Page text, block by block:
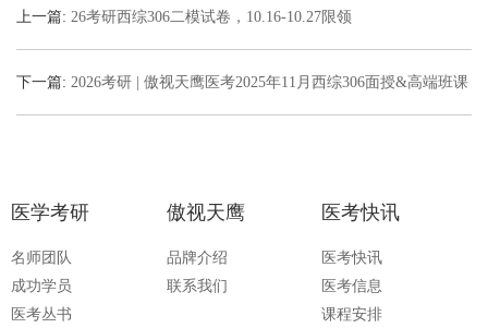
上一篇: 26考研西综306二模试卷，10.16-10.27限领
下一篇: 2026考研 | 傲视天鹰医考2025年11月西综306面授&高端班课
医学考研
名师团队
成功学员
医考丛书
傲视天鹰
品牌介绍
联系我们
医考快讯
医考快讯
医考信息
课程安排